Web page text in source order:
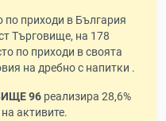
по приходи в България
Търговище, на 178
по приходи в своята
на дребно с напитки .
96 реализира 28,6%
активите.